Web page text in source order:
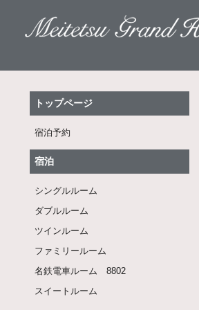
トップページ
宿泊予約
宿泊
シングルルーム
ダブルルーム
ツインルーム
ファミリールーム
名鉄電車ルーム 8802
スイートルーム